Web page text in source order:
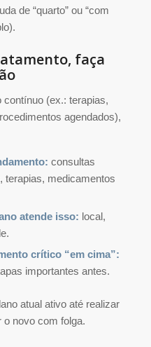
de “quarto” ou “com
faça
(ex.: terapias,
agendados),
consultas
terapias, medicamentos
atende isso: local,
crítico “em cima”:
importantes antes.
atual ativo até realizar
o novo com folga.